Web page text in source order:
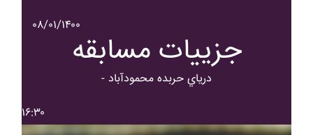
۰۸/۰۱/۱۴۰۰
جزییات مسابقه
- درياي حربده محمودآباد
۱۶:۳۰